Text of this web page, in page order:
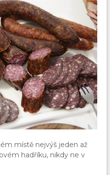
místě nejvýš jeden až
hadříku, nikdy ne v